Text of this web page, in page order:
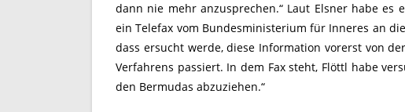
dann nie mehr anzusprechen.“ Laut Elsner habe es
ein Telefax vom Bundesministerium für Inneres an
dass ersucht werde, diese Information vorerst von
Verfahrens passiert. In dem Fax steht, Flöttl habe
den Bermudas abzuziehen.“